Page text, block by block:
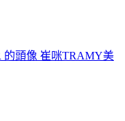
崔咪TRAMY美